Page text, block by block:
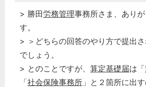
> 勝田労務管理事務所さま、あり
す。
> ＞どちらの回答のやり方で提出
でしょう。
> とのことですが、 算定基礎届は「
「社会保険事務所 」と２箇所に出